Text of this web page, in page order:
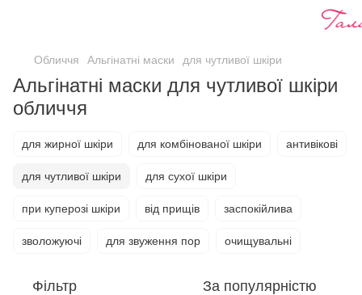
Обличчя Альгінатні маски для чутливої шкіри
Альгінатні маски для чутливої шкіри
обличчя
для жирної шкіри для комбінованої шкіри антивікові
для чутливої шкіри для сухої шкіри
при куперозі шкіри від прищів заспокійлива
зволожуючі для звуження пор очищувальні
Фільтр За популярністю